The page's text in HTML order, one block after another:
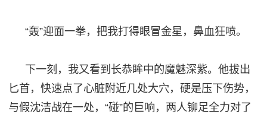
“轰”迎面一拳，把我打得眼冒金星，鼻血狂喷。
下一刻，我又看到长恭眸中的魔魅深紫。他拔出
匕首，快速点了心脏附近几处大穴，硬是压下伤势，
与假沈洁战在一处， “碰”的巨响，两人铆足全力对了